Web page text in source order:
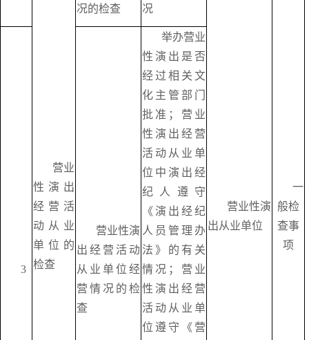
营业
性演出
经营活
动从业
单位的
检查
况的检查
况
营业性演
出从业单位
一
般检
查事
项
3
营业性演
出经营活动
从业单位经
营情况的检
查
举办营业
性演出是否
经过相关文
化主管部门
批准；营业
性演出经营
活动从业单
位中演出经
纪人遵守
《演出经纪
人员管理办
法》的有关
情况；营业
性演出经营
活动从业单
位遵守《营